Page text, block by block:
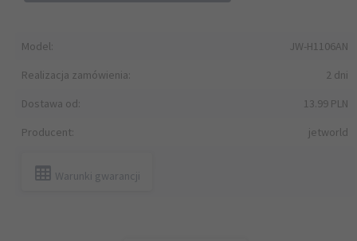
Model:
JW-H1106AN
Realizacja zamówienia:
2 dni
Dostawa od:
13.99 PLN
Producent:
jetworld
Warunki gwarancji